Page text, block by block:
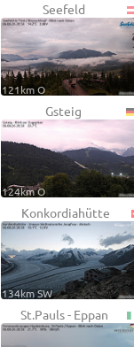
Seefeld
121km O
Gsteig
124km O
Konkordiahütte
134km SW
St.Pauls - Eppan